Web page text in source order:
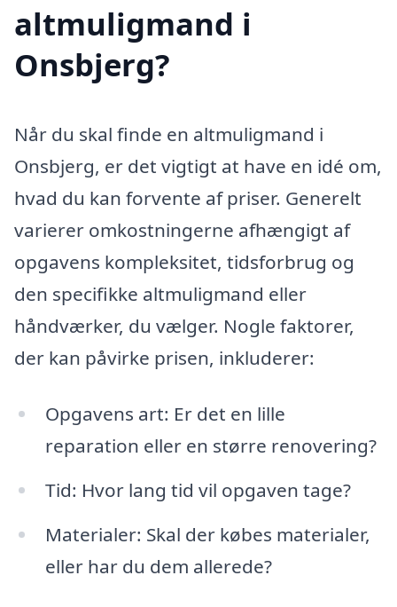
altmuligmand i
Onsbjerg?
Når du skal finde en altmuligmand i
Onsbjerg, er det vigtigt at have en idé om,
hvad du kan forvente af priser. Generelt
varierer omkostningerne afhængigt af
opgavens kompleksitet, tidsforbrug og
den specifikke altmuligmand eller
håndværker, du vælger. Nogle faktorer,
der kan påvirke prisen, inkluderer:
Opgavens art: Er det en lille
reparation eller en større renovering?
Tid: Hvor lang tid vil opgaven tage?
Materialer: Skal der købes materialer,
eller har du dem allerede?